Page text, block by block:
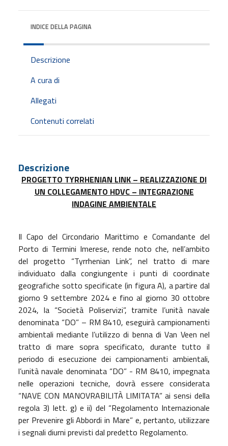
INDICE DELLA PAGINA
Descrizione
A cura di
Allegati
Contenuti correlati
Descrizione
PROGETTO TYRRHENIAN LINK – REALIZZAZIONE DI
UN COLLEGAMENTO HDVC – INTEGRAZIONE
INDAGINE AMBIENTALE
Il Capo del Circondario Marittimo e Comandante del
Porto di Termini Imerese, rende noto che, nell’ambito
del progetto “Tyrrhenian Link”, nel tratto di mare
individuato dalla congiungente i punti di coordinate
geografiche sotto specificate (in figura A), a partire dal
giorno 9 settembre 2024 e fino al giorno 30 ottobre
2024, la “Società Poliservizi”, tramite l’unità navale
denominata “DO” – RM 8410, eseguirà campionamenti
ambientali mediante l’utilizzo di benna di Van Veen nel
tratto di mare sopra specificato, durante tutto il
periodo di esecuzione dei campionamenti ambientali,
l’unità navale denominata “DO” - RM 8410, impegnata
nelle operazioni tecniche, dovrà essere considerata
“NAVE CON MANOVRABILITÀ LIMITATA” ai sensi della
regola 3) lett. g) e ii) del “Regolamento Internazionale
per Prevenire gli Abbordi in Mare” e, pertanto, utilizzare
i segnali diurni previsti dal predetto Regolamento.